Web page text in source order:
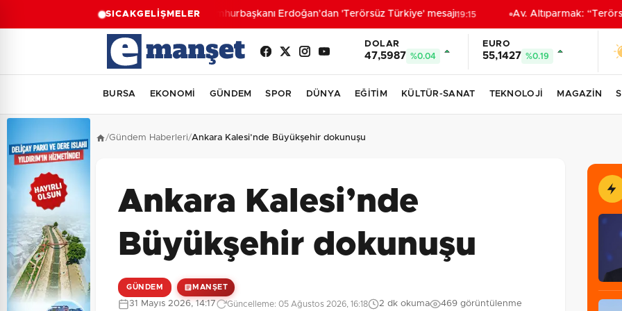
SICAKGELİŞMELERCumhurbaşkanı Erdoğan’dan 'Terörsüz Türkiye' mesajı19:15 Av. Altıparmak:
DOLAR
47,5987 %0.04
EURO
55,1427 %0.19
BURSA EKONOMİ GÜNDEM SPOR DÜNYA EĞİTİM KÜLTÜR-SANAT TEKNOLOJİ MAGAZİN
/Gündem Haberleri/Ankara Kalesi’nde Büyükşehir dokunuşu
Ankara Kalesi’nde
Büyükşehir dokunuşu
GÜNDEM MANŞET
31 Mayıs 2026, 14:17 Güncelleme: 05 Ağustos 2026, 16:18 2 dk okuma 469 görüntülenme